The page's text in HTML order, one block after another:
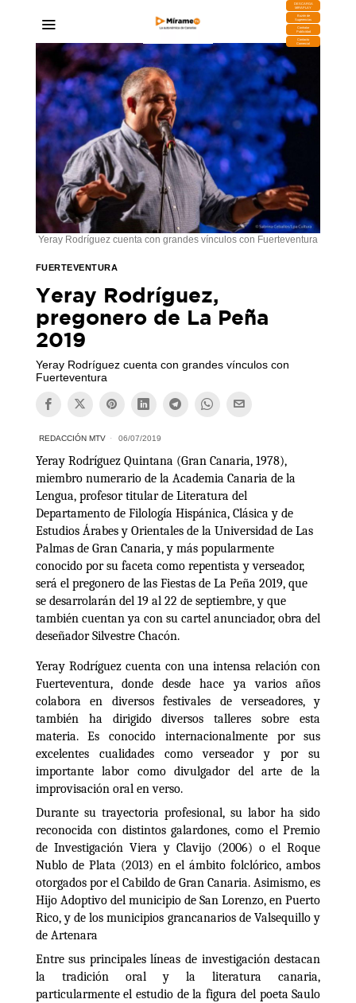
DESCARGA
MIRAPLAY
Buzón de
Sugerencias
Contratar
Publicidad
Contacto
Comercial
Yeray Rodríguez cuenta con grandes vínculos con Fuerteventura
FUERTEVENTURA
Yeray Rodríguez,
pregonero de La Peña
2019
Yeray Rodríguez cuenta con grandes vínculos con
Fuerteventura
REDACCIÓN MTV 06/07/2019
Yeray Rodríguez Quintana (Gran Canaria, 1978),
miembro numerario de la Academia Canaria de la
Lengua, profesor titular de Literatura del
Departamento de Filología Hispánica, Clásica y de
Estudios Árabes y Orientales de la Universidad de Las
Palmas de Gran Canaria, y más popularmente
conocido por su faceta como repentista y verseador,
será el pregonero de las Fiestas de La Peña 2019, que
se desarrolarán del 19 al 22 de septiembre, y que
también cuentan ya con su cartel anunciador, obra del
deseñador Silvestre Chacón.
Yeray Rodríguez cuenta con una intensa relación con
Fuerteventura, donde desde hace ya varios años
colabora en diversos festivales de verseadores, y
también ha dirigido diversos talleres sobre esta
materia. Es conocido internacionalmente por sus
excelentes cualidades como verseador y por su
importante labor como divulgador del arte de la
improvisación oral en verso.
Durante su trayectoria profesional, su labor ha sido
reconocida con distintos galardones, como el Premio
de Investigación Viera y Clavijo (2006) o el Roque
Nublo de Plata (2013) en el ámbito folclórico, ambos
otorgados por el Cabildo de Gran Canaria. Asimismo, es
Hijo Adoptivo del municipio de San Lorenzo, en Puerto
Rico, y de los municipios grancanarios de Valsequillo y
de Artenara
Entre sus principales líneas de investigación destacan
la tradición oral y la literatura canaria,
particularmente el estudio de la figura del poeta Saulo